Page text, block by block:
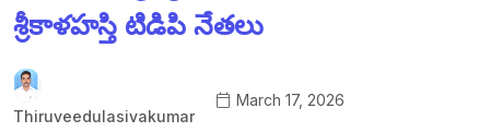
శ్రీకాళహస్తి టిడిపి నేతలు
Thiruveedulasivakumar
March 17, 2026